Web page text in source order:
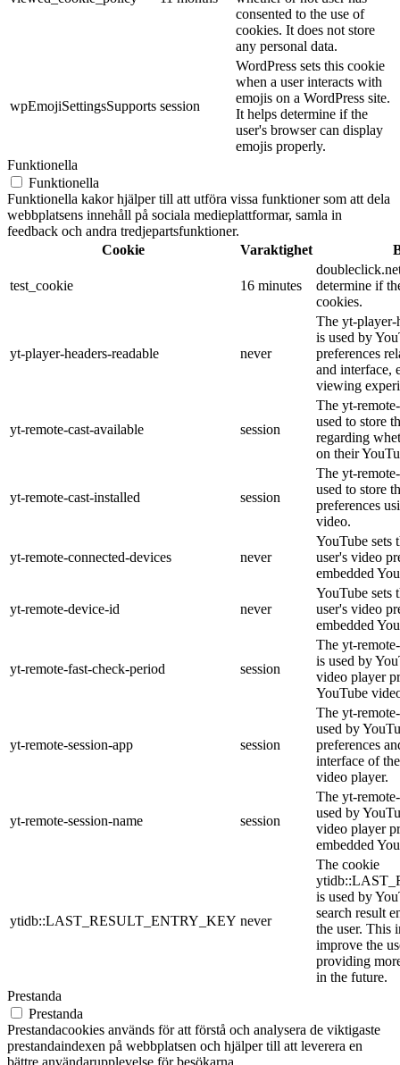
consented to the use of
cookies. It does not store
any personal data.
wpEmojiSettingsSupports session
WordPress sets this cookie
when a user interacts with
emojis on a WordPress site.
It helps determine if the
user's browser can display
emojis properly.
Funktionella
Funktionella
Funktionella kakor hjälper till att utföra vissa funktioner som att dela
webbplatsens innehåll på sociala medieplattformar, samla in
feedback och andra tredjepartsfunktioner.
Cookie
Varaktighet
test_cookie 16 minutes
determine if
cookies.
yt-player-headers-readable never
The yt-player-
is used by
preferences
and interface,
viewing
yt-remote-cast-available session
The yt-
used to store
regarding
on their
yt-remote-cast-installed session
The yt-
used to store
preferences
video.
yt-remote-connected-devices never
YouTube sets
user's video
embedded
yt-remote-device-id never
YouTube sets
user's video
embedded
yt-remote-fast-check-period session
The yt-
is used by
video player
YouTube
yt-remote-session-app session
The yt-
used by
preferences
interface of
video player.
yt-remote-session-name session
The yt-
used by
video player
embedded
ytidb::LAST_RESULT_ENTRY_KEY never
The cookie
is used by
search result
the user. This
improve the
providing
in the future.
Prestanda
Prestanda
Prestandacookies används för att förstå och analysera de viktigaste
prestandaindexen på webbplatsen och hjälper till att leverera en